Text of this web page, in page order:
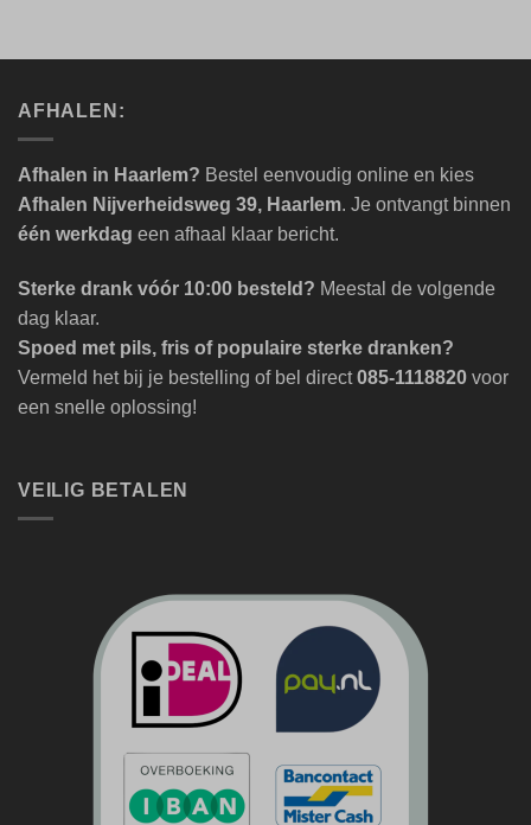
AFHALEN:
Afhalen in Haarlem? Bestel eenvoudig online en kies
Afhalen Nijverheidsweg 39, Haarlem. Je ontvangt binnen
één werkdag een afhaal klaar bericht.
Sterke drank vóór 10:00 besteld? Meestal de volgende
dag klaar.
Spoed met pils, fris of populaire sterke dranken?
Vermeld het bij je bestelling of bel direct085-1118820 voor
een snelle oplossing!
VEILIG BETALEN